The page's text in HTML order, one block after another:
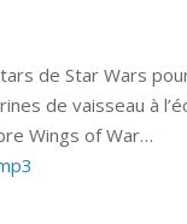
de Star Wars
de vaisseau à
Wings of War…